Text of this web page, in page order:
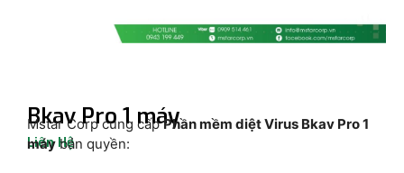
Bkav Pro 1 máy
Liên Hệ
Mstar Corp cung cấpPhần mềm diệt Virus Bkav Pro 1
máybản quyền: